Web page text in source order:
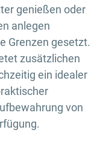
genießen oder
anlegen
Grenzen gesetzt.
zusätzlichen
ein idealer
von